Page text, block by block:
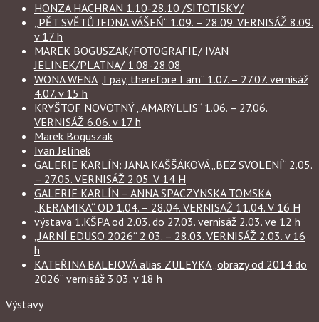
HONZA HACHRAN 1.10-28.10 /SITOTISKY/
„PĚT SVĚTŮ JEDNA VÁŠEŃ“ 1.09. – 28.09. VERNISÁŽ 8.09.
v 17 h
MAREK BOGUSZAK/FOTOGRAFIE/ IVAN
JELINEK/PLATNA/ 1.08-28.08
WONA WENA „I pay, therefore I am“ 1.07. – 27.07. vernisáž
4.07. v 15 h
KRYŠTOF NOVOTNÝ „AMARYLLIS“ 1.06. – 27.06.
VERNISÁŽ 6.06. v 17 h
Marek Boguszak
Ivan Jelínek
GALERIE KARLÍN: JANA KAŠŠÁKOVÁ „BEZ SVOLENÍ“ 2.05.
– 27.05. VERNISÁŽ 2.05. V 14 H
GALERIE KARLÍN – ANNA SPACZYNSKA TOMSKA
„KERAMIKA“ OD 1.04. – 28.04. VERNISAŽ 11.04. V 16 H
výstava 1.KŠPA od 2.03. do 27.03. vernisáž 2.03. ve 12 h
„JARNÍ EDUSO 2026“ 2.03. – 28.03. VERNISÁŽ 2.03. v 16
h
KATEŘINA BALEJOVÁ alias ZULEYKA „obrazy od 2014 do
2026“ vernisáž 3.03. v 18 h
Výstavy